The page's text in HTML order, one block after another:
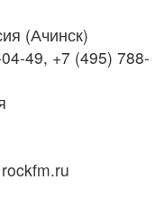
(Ачинск)
49, +7 (495) 788-
rockfm.ru